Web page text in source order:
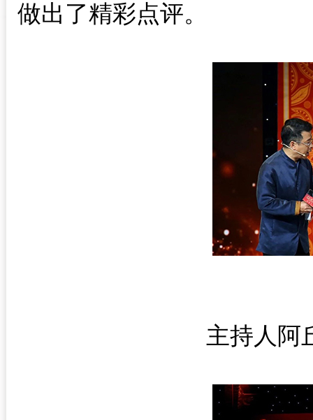
做出了精彩点评。
主持人阿